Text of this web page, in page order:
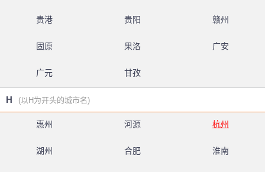
贵港 贵阳 赣州
固原 果洛 广安
广元 甘孜
H (以H为开头的城市名)
惠州 河源 杭州
湖州 合肥 淮南